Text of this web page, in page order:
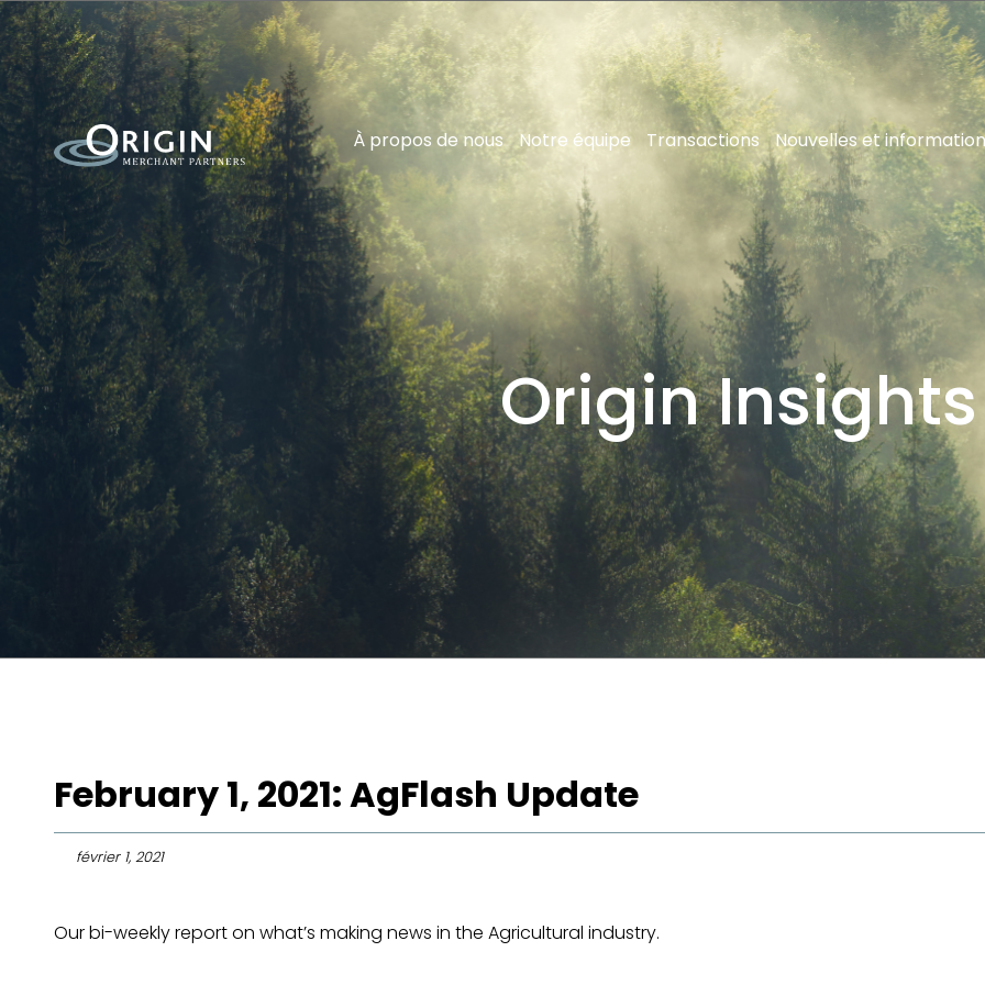
À propos de nous Notre équipe Transactions Nouvelles et
Origin Insights
February 1, 2021: AgFlash Update
février 1, 2021
Our bi-weekly report on what’s making news in the Agricultural industry.